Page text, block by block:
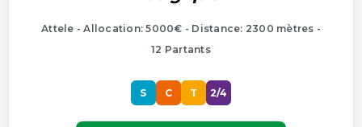
Attele - Allocation: 5000€ - Distance: 2300 mètres -
12 Partants
S C T 2/4